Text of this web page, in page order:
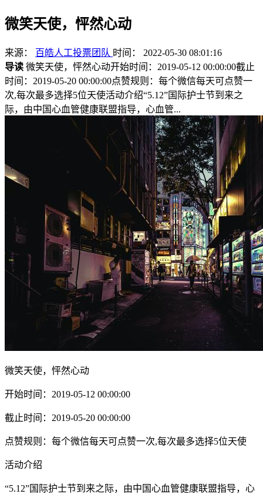
微笑天使，怦然心动
来源： 百皓人工投票团队 时间： 2022-05-30 08:01:16
导读 微笑天使，怦然心动开始时间：2019-05-12 00:00:00截止
时间：2019-05-20 00:00:00点赞规则：每个微信每天可点赞一
次,每次最多选择5位天使活动介绍“5.12”国际护士节到来之
际，由中国心血管健康联盟指导，心血管...
微笑天使，怦然心动
开始时间：2019-05-12 00:00:00
截止时间：2019-05-20 00:00:00
点赞规则：每个微信每天可点赞一次,每次最多选择5位天使
活动介绍
“5.12”国际护士节到来之际，由中国心血管健康联盟指导，心